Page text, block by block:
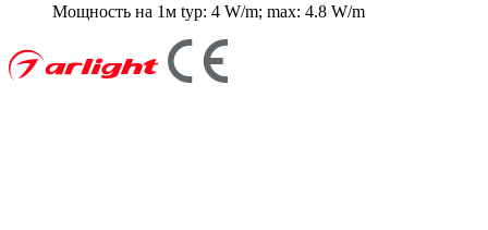
Мощность на 1м typ: 4 W/m; max: 4.8 W/m